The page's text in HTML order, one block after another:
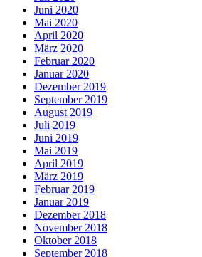
Juni 2020
Mai 2020
April 2020
März 2020
Februar 2020
Januar 2020
Dezember 2019
September 2019
August 2019
Juli 2019
Juni 2019
Mai 2019
April 2019
März 2019
Februar 2019
Januar 2019
Dezember 2018
November 2018
Oktober 2018
September 2018